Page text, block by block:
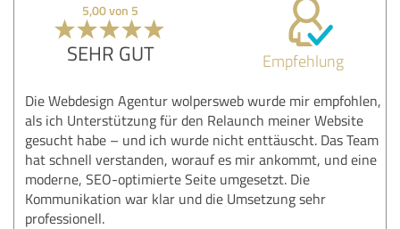
5,00 von 5
SEHR GUT Empfehlung
Die Webdesign Agentur wolpersweb wurde mir empfohlen,
als ich Unterstützung für den Relaunch meiner Website
gesucht habe – und ich wurde nicht enttäuscht. Das Team
hat schnell verstanden, worauf es mir ankommt, und eine
moderne, SEO-optimierte Seite umgesetzt. Die
Kommunikation war klar und die Umsetzung sehr
professionell.